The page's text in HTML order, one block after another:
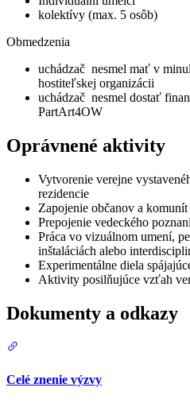
kolektívy (max. 5 osôb)
Obmedzenia
uchádzač nesmel mať v
hostiteľskej organizácii
uchádzač nesmel dostať
PartArt4OW
Oprávnené aktivity
Vytvorenie verejne
rezidencie
Zapojenie občanov a
Prepojenie vedeckého
Práca vo vizuálnom umení,
inštaláciách alebo
Experimentálne diela
Aktivity posilňujúce vzťah
Dokumenty a odkazy
Celé znenie výzvy